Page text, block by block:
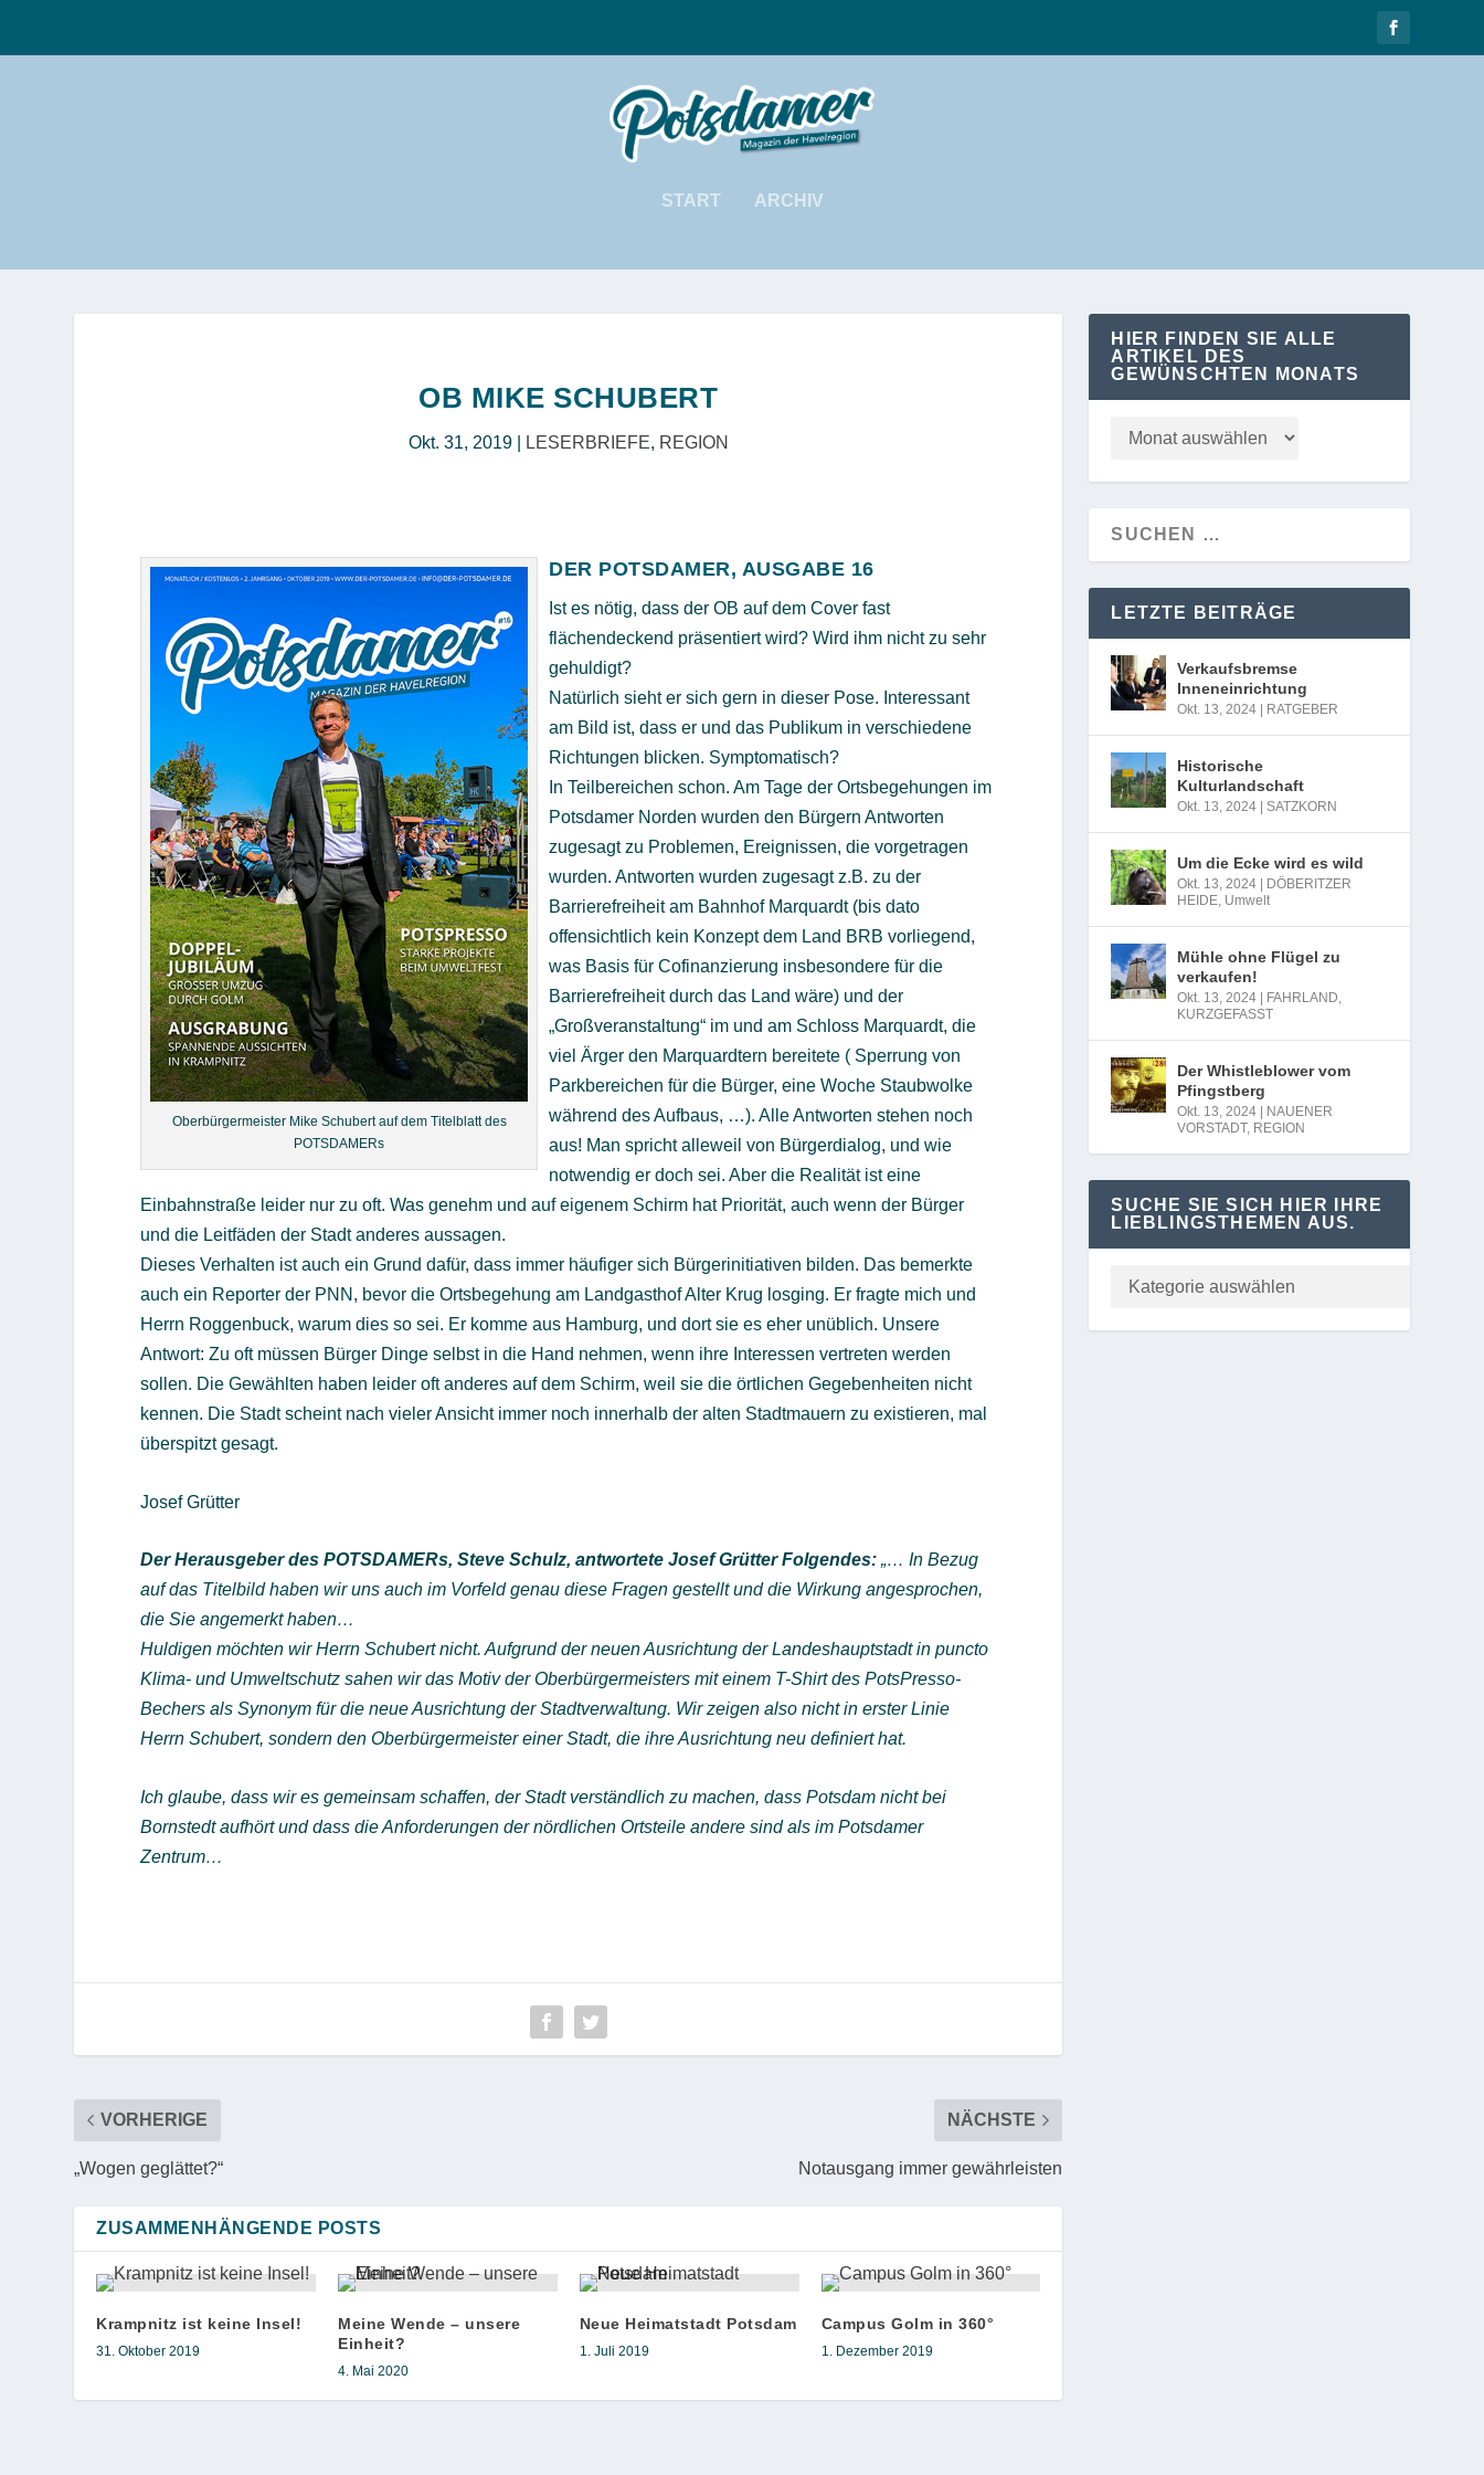
START ARCHIV
OB MIKE SCHUBERT
Okt. 31, 2019| LESERBRIEFE, REGION
Oberbürgermeister Mike Schubert auf dem Titelblatt des
POTSDAMERs
DER POTSDAMER, AUSGABE 16
Ist es nötig, dass der OB auf dem Cover fast
flächendeckend präsentiert wird? Wird ihm nicht zu sehr
gehuldigt?
Natürlich sieht er sich gern in dieser Pose. Interessant
am Bild ist, dass er und das Publikum in verschiedene
Richtungen blicken. Symptomatisch?
In Teilbereichen schon. Am Tage der Ortsbegehungen im
Potsdamer Norden wurden den Bürgern Antworten
zugesagt zu Problemen, Ereignissen, die vorgetragen
wurden. Antworten wurden zugesagt z.B. zu der
Barrierefreiheit am Bahnhof Marquardt (bis dato
offensichtlich kein Konzept dem Land BRB vorliegend,
was Basis für Cofinanzierung insbesondere für die
Barrierefreiheit durch das Land wäre) und der
„Großveranstaltung“ im und am Schloss Marquardt, die
viel Ärger den Marquardtern bereitete ( Sperrung von
Parkbereichen für die Bürger, eine Woche Staubwolke
während des Aufbaus, …). Alle Antworten stehen noch
aus! Man spricht alleweil von Bürgerdialog, und wie
notwendig er doch sei. Aber die Realität ist eine
Einbahnstraße leider nur zu oft. Was genehm und auf eigenem Schirm hat Priorität, auch wenn der Bürger
und die Leitfäden der Stadt anderes aussagen.
Dieses Verhalten ist auch ein Grund dafür, dass immer häufiger sich Bürgerinitiativen bilden. Das bemerkte
auch ein Reporter der PNN, bevor die Ortsbegehung am Landgasthof Alter Krug losging. Er fragte mich und
Herrn Roggenbuck, warum dies so sei. Er komme aus Hamburg, und dort sie es eher unüblich. Unsere
Antwort: Zu oft müssen Bürger Dinge selbst in die Hand nehmen, wenn ihre Interessen vertreten werden
sollen. Die Gewählten haben leider oft anderes auf dem Schirm, weil sie die örtlichen Gegebenheiten nicht
kennen. Die Stadt scheint nach vieler Ansicht immer noch innerhalb der alten Stadtmauern zu existieren, mal
überspitzt gesagt.
Josef Grütter
Der Herausgeber des POTSDAMERs, Steve Schulz, antwortete Josef Grütter Folgendes: „… In Bezug
auf das Titelbild haben wir uns auch im Vorfeld genau diese Fragen gestellt und die Wirkung angesprochen,
die Sie angemerkt haben…
Huldigen möchten wir Herrn Schubert nicht. Aufgrund der neuen Ausrichtung der Landeshauptstadt in puncto
Klima- und Umweltschutz sahen wir das Motiv der Oberbürgermeisters mit einem T-Shirt des PotsPresso-
Bechers als Synonym für die neue Ausrichtung der Stadtverwaltung. Wir zeigen also nicht in erster Linie
Herrn Schubert, sondern den Oberbürgermeister einer Stadt, die ihre Ausrichtung neu definiert hat.
Ich glaube, dass wir es gemeinsam schaffen, der Stadt verständlich zu machen, dass Potsdam nicht bei
Bornstedt aufhört und dass die Anforderungen der nördlichen Ortsteile andere sind als im Potsdamer
Zentrum…
VORHERIGE
„Wogen geglättet?“
NÄCHSTE
Notausgang immer gewährleisten
ZUSAMMENHÄNGENDE POSTS
Krampnitz ist keine Insel!
31. Oktober 2019
Meine Wende – unsere
Einheit?
4. Mai 2020
Neue Heimatstadt Potsdam
1. Juli 2019
Campus Golm in 360°
1. Dezember 2019
HIER FINDEN SIE ALLE
ARTIKEL DES
GEWÜNSCHTEN MONATS
LETZTE BEITRÄGE
Verkaufsbremse
Inneneinrichtung
Okt. 13, 2024 RATGEBER
Historische
Kulturlandschaft
Okt. 13, 2024 |SATZKORN
Um die Ecke wird es wild
Okt. 13, 2024
DÖBERITZER
HEIDE, Umwelt
Mühle ohne Flügel zu
verkaufen!
Okt. 13, 2024 FAHRLAND,
KURZGEFASST
Der Whistleblower vom
Pfingstberg
Okt. 13, 2024
NAUENER
VORSTADT, REGION
SUCHE SIE SICH HIER IHRE
LIEBLINGSTHEMEN AUS.